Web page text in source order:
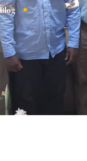
Blog